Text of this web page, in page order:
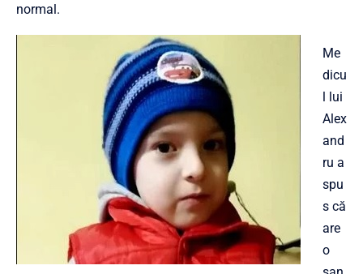
normal.
Me
dicu
l lui
Alex
and
ru a
spu
s că
are
o